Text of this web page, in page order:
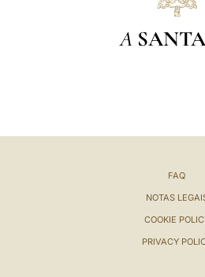
A
FAQ
NOTAS
COOKIE
PRIVACY